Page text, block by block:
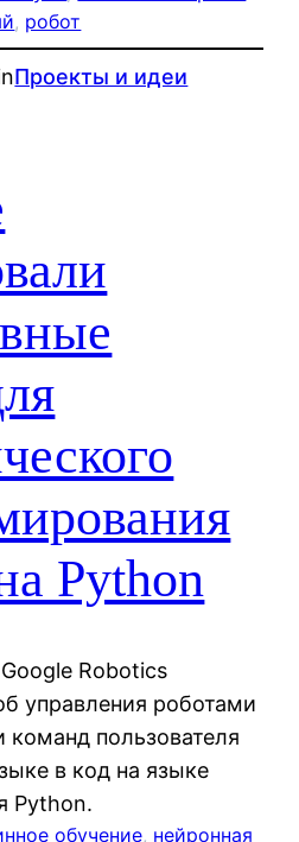
, робот
Проекты и идеи
Python
Robotics
управления роботами
команд пользователя
в код на языке
Python.
обучение, нейронная